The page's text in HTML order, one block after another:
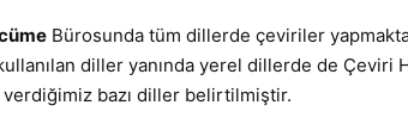
Bürosunda tüm dillerde çeviriler
diller yanında yerel dillerde de Çeviri
bazı diller belirtilmiştir.